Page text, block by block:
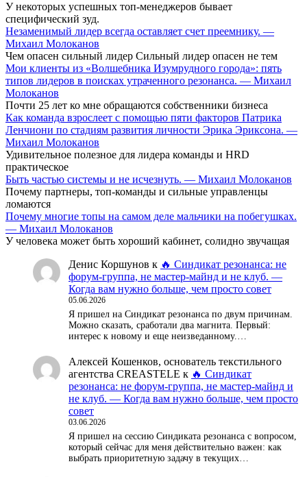
У некоторых успешных топ-менеджеров бывает
специфический зуд.
Незаменимый лидер всегда оставляет счет преемнику. —
Михаил Молоканов
Чем опасен сильный лидер Сильный лидер опасен не тем
Мои клиенты из «Волшебника Изумрудного города»: пять
типов лидеров в поисках утраченного резонанса. — Михаил
Молоканов
Почти 25 лет ко мне обращаются собственники бизнеса
Как команда взрослеет с помощью пяти факторов Патрика
Ленчиони по стадиям развития личности Эрика Эриксона. —
Михаил Молоканов
Удивительное полезное для лидера команды и HRD
практическое
Быть частью системы и не исчезнуть. — Михаил Молоканов
Почему партнеры, топ-команды и сильные управленцы
ломаются
Почему многие топы на самом деле мальчики на побегушках.
— Михаил Молоканов
У человека может быть хороший кабинет, солидно звучащая
Денис Коршунов к 🔥 Синдикат резонанса: не
форум-группа, не мастер-майнд и не клуб. —
Когда вам нужно больше, чем просто совет
05.06.2026
Я пришел на Синдикат резонанса по двум причинам.
Можно сказать, сработали два магнита. Первый:
интерес к новому и еще неизведанному.…
Алексей Кошенков, основатель текстильного
агентства CREASTELE к 🔥 Синдикат
резонанса: не форум-группа, не мастер-майнд и
не клуб. — Когда вам нужно больше, чем просто
совет
03.06.2026
Я пришел на сессию Синдиката резонанса с вопросом,
который сейчас для меня действительно важен: как
выбрать приоритетную задачу в текущих…